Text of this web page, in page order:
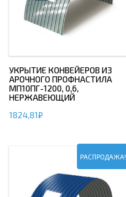
УКРЫТИЕ КОНВЕЙЕРОВ ИЗ
АРОЧНОГО ПРОФНАСТИЛА
МП10ПГ-1200, 0,6,
НЕРЖАВЕЮЩИЙ
1824,81₽
РАСПРОДАЖА!